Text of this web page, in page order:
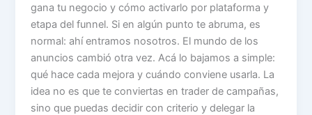
gana tu negocio y cómo activarlo por plataforma y
etapa del funnel. Si en algún punto te abruma, es
normal: ahí entramos nosotros. El mundo de los
anuncios cambió otra vez. Acá lo bajamos a simple:
qué hace cada mejora y cuándo conviene usarla. La
idea no es que te conviertas en trader de campañas,
sino que puedas decidir con criterio y delegar la